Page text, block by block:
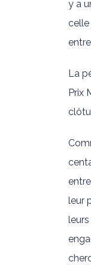
y a
celle
La
Prix
leur